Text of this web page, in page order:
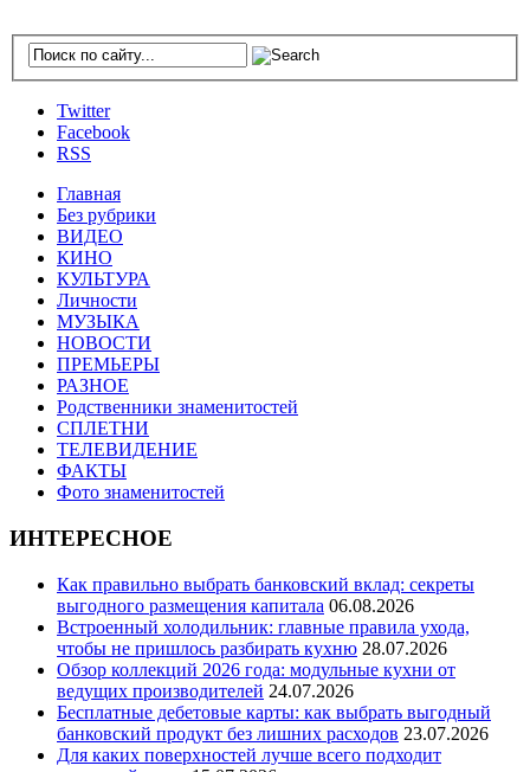
Twitter
Facebook
RSS
Главная
Без рубрики
ВИДЕО
КИНО
КУЛЬТУРА
Личности
МУЗЫКА
НОВОСТИ
ПРЕМЬЕРЫ
РАЗНОЕ
Родственники знаменитостей
СПЛЕТНИ
ТЕЛЕВИДЕНИЕ
ФАКТЫ
Фото знаменитостей
ИНТЕРЕСНОЕ
Как правильно выбрать банковский вклад: секреты
выгодного размещения капитала 06.08.2026
Встроенный холодильник: главные правила ухода,
чтобы не пришлось разбирать кухню 28.07.2026
Обзор коллекций 2026 года: модульные кухни от
ведущих производителей 24.07.2026
Бесплатные дебетовые карты: как выбрать выгодный
банковский продукт без лишних расходов 23.07.2026
Для каких поверхностей лучше всего подходит